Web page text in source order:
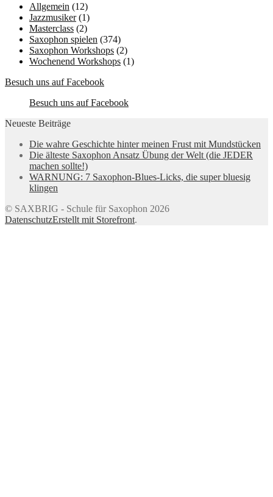
Allgemein (12)
Jazzmusiker(1)
Masterclass (2)
Saxophon spielen (374)
Saxophon Workshops (2)
Wochenend Workshops (1)
Besuch uns auf Facebook
Besuch uns auf Facebook
Neueste Beiträge
Die wahre Geschichte hinter meinen Frust mit Mundstücken
Die älteste Saxophon Ansatz Übung der Welt (die JEDER
machen sollte!)
WARNUNG: 7 Saxophon-Blues-Licks, die super bluesig
klingen
© SAXBRIG - Schule für Saxophon 2026
DatenschutzErstellt mit Storefront.